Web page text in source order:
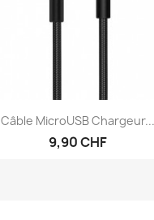
Anteprima
Câble MicroUSB Chargeur...
9,90 CHF